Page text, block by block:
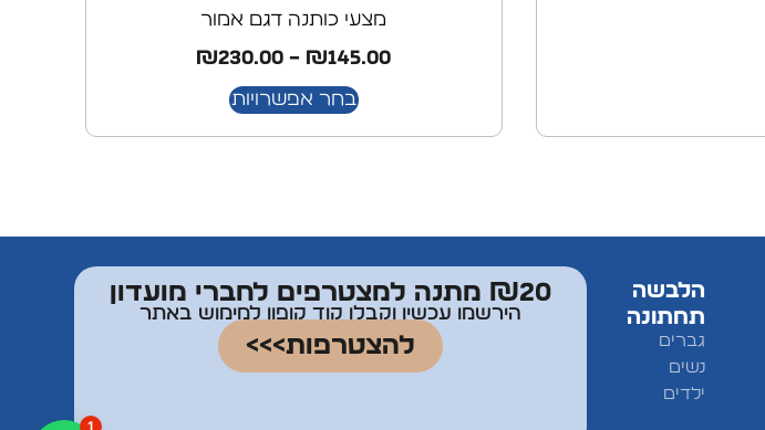
מצעי כותנה דגם אמור
₪145.00
–
₪230.00
בחר אפשרויות
הלבשה
תחתונה
גברים
נשים
ילדים
₪20 מתנה למצטרפים לחברי מועדון
הירשמו עכשיו וקבלו קוד קופון למימוש באתר
להצטרפות>>>
1